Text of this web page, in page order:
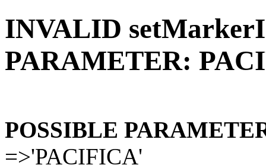
INVALID
PARAMETER:
POSSIBLE
=>'PACIFICA'